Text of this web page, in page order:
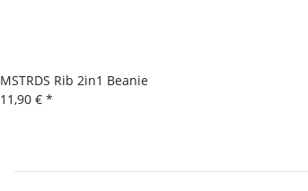
MSTRDS Rib 2in1 Beanie
11,90 € *